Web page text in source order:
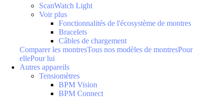
ScanWatch Light
Voir plus
Fonctionnalités de l'écosystème de montres
Bracelets
Câbles de chargement
Comparer les montresTous nos modèles de montresPour
ellePour lui
Autres appareils
Tensiomètres
BPM Vision
BPM Connect